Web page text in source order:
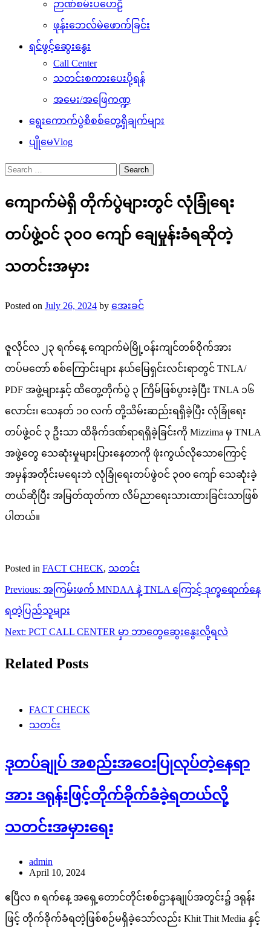
ဉာဏ်စမ်းပဟေဠိ
ဖုန်းဘေလ်မဲဖောက်ခြင်း
ရင်ဖွင့်ဆွေးနွေး
Call Center
သတင်းစကားပေးပို့ရန်
အမေး/အဖြေကဏ္ဍ
ရွေးကောက်ပွဲစိစစ်တွေ့ရှိချက်များ
ပျိုမေVlog
Search
for:
ကျောက်မဲရှိ တိုက်ပွဲများတွင် လုံခြုံရေး
တပ်ဖွဲ့ဝင် ၃၀၀ ကျော် ချေမှုန်းခံရဆိုတဲ့
သတင်းအမှား
Posted on July 26, 2024 by အေးခင်
ဇူလိုင်လ ၂၃ ရက်နေ့ ကျောက်မဲမြို့ဝန်းကျင်တစ်ဝိုက်အား
တပ်မတော် စစ်ကြောင်းများ နယ်မြေရှင်းလင်းရာတွင် TNLA/
PDF အဖွဲ့များနှင့် ထိတွေ့တိုက်ပွဲ ၃ ကြိမ်ဖြစ်ပွားခဲ့ပြီး TNLA ၁၆
လောင်း၊ သေနတ် ၁၀ လက် တို့သိမ်းဆည်းရရှိခဲ့ပြီး လုံခြုံရေး
တပ်ဖွဲ့ဝင် ၃ ဦးသာ ထိခိုက်ဒဏ်ရာရရှိခဲ့ခြင်းကို Mizzima မှ TNLA
အဖွဲ့တွေ သေဆုံးမှုများပြားနေတာကို ဖုံးကွယ်လိုသောကြောင့်
အမှန်အတိုင်းမရေးဘဲ လုံခြုံရေးတပ်ဖွဲဝင် ၃၀၀ ကျော် သေဆုံးခဲ့
တယ်ဆိုပြီး အမြတ်ထုတ်ကာ လိမ်ညာရေးသားထားခြင်းသာဖြစ်
ပါတယ်။
Posted in FACT CHECK, သတင်း
Post
navigation
Previous: အကြမ်းဖက် MNDAA နဲ့ TNLA ကြောင့် ဒုက္ခရောက်နေ
ရတဲ့ပြည်သူများ
Next: PCT CALL CENTER မှာ ဘာတွေဆွေးနွေးလို့ရလဲ
Related Posts
FACT CHECK
သတင်း
ဒုတပ်ချုပ် အစည်းအဝေးပြုလုပ်တဲ့နေရာ
အား ဒရုန်းဖြင့်တိုက်ခိုက်ခံခဲ့ရတယ်လို့
သတင်းအမှားရေး
admin
April 10, 2024
ဧပြီလ ၈ ရက်နေ့ အရှေ့တောင်တိုင်းစစ်ဌာနချုပ်အတွင်း၌ ဒရုန်း
ဖြင့် တိုက်ခိုက်ခံရတဲ့ဖြစ်စဉ်မရှိခဲ့သော်လည်း Khit Thit Media နှင့်